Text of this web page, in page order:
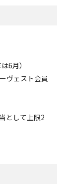
6月）
ヴェスト会員
として上限2